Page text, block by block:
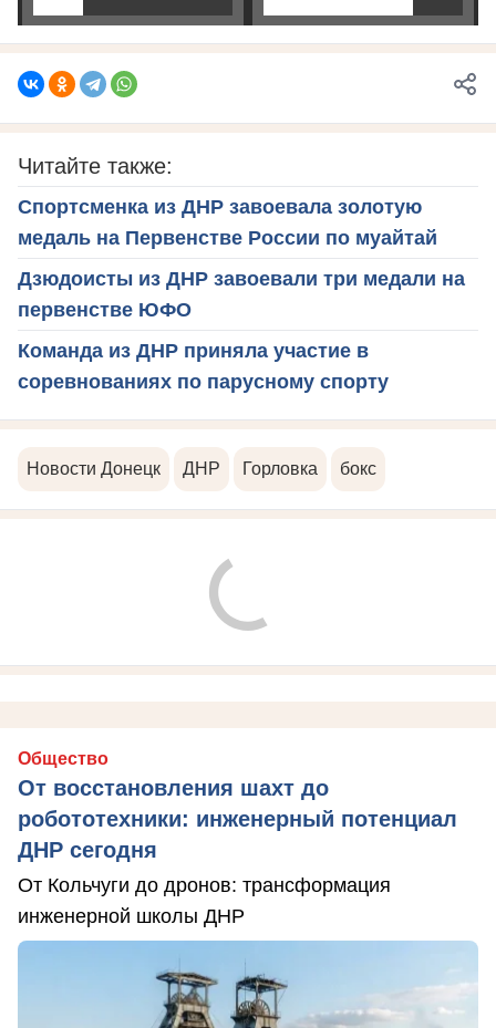
Читайте также:
Спортсменка из ДНР завоевала золотую
медаль на Первенстве России по муайтай
Дзюдоисты из ДНР завоевали три медали на
первенстве ЮФО
Команда из ДНР приняла участие в
соревнованиях по парусному спорту
Новости Донецк ДНР Горловка бокс
Общество
От восстановления шахт до
робототехники: инженерный потенциал
ДНР сегодня
От Кольчуги до дронов: трансформация
инженерной школы ДНР